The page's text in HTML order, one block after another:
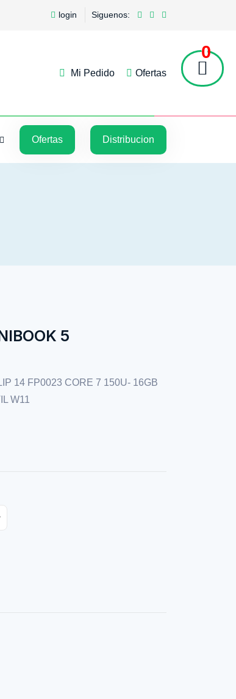
login Siguenos:
Mi Pedido Ofertas
0
5
Ofertas Distribucion
5
14 FP0023 CORE 7 150U- 16GB
W11